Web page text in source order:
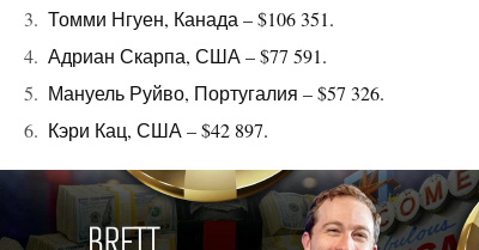
Томми Нгуен, Канада – $106 351.
Адриан Скарпа, США – $77 591.
Мануель Руйво, Португалия – $57 326.
Кэри Кац, США – $42 897.